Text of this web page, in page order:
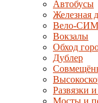
Автобусы
Железная
Вело-СИМ
Вокзалы
Обход
Дублер
Развязки
Мосты и